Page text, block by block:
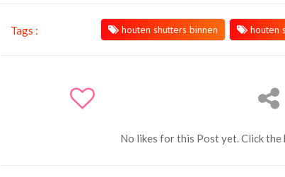
Tags : houten shutters binnen houten
No likes for this Post yet. Click